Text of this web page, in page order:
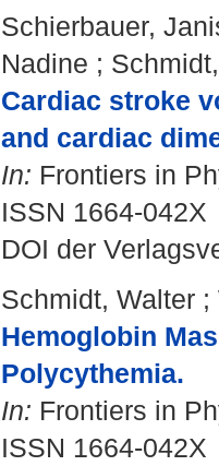
Schierbauer,
Nadine ;
Cardiac stroke
and cardiac
In: Frontiers in
ISSN 1664-042X
DOI der
Schmidt, Walter ;
Hemoglobin
Polycythemia.
In: Frontiers in
ISSN 1664-042X